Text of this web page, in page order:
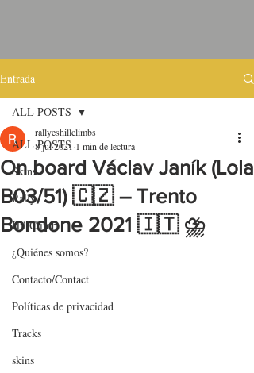
Entrada
ALL POSTS
Skins
Rally
HillClimb
¿Quiénes somos?
Contacto/Contact
Políticas de privacidad
Tracks
skins
ALL POSTS
On board Václav Janík (Lola
B03/51) 🇨🇿 – Trento
Bondone 2021 🇮🇹 ⛈️
rallyeshillclimbs
8 jul 2021 1 min de lectura